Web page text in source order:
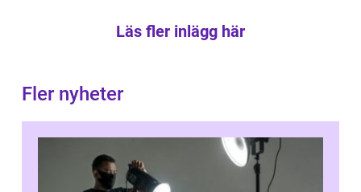
Läs fler inlägg här
Fler nyheter